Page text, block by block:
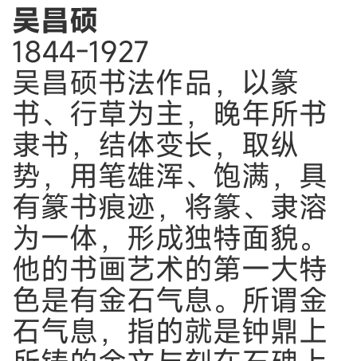
吴昌硕
1844-1927
吴昌硕书法作品，以篆
书、行草为主，晚年所书
隶书，结体变长，取纵
势，用笔雄浑、饱满，具
有篆书痕迹，将篆、隶溶
为一体，形成独特面貌。
他的书画艺术的第一大特
色是有金石气息。所谓金
石气息，指的就是钟鼎上